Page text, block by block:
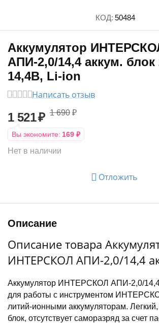
КОД: 50484
Аккумулятор
АПИ-2,0/14,4 аккум. блок
14,4В, Li-ion
Написать отзыв
1 521₽ 1 690 ₽
Вы экономите: 169 ₽
Нет в наличии
Отложить
Описание
Описание товара
ИНТЕРСКОЛ АПИ-2,0/14,4
2,0Ач, 14,4В, Li-ion
Аккумулятор ИНТЕРСКОЛ АПИ-2,0/14,4
для работы с инструментом
литий-ионными аккумуляторам.
блок, отсутствует саморазряд за счет